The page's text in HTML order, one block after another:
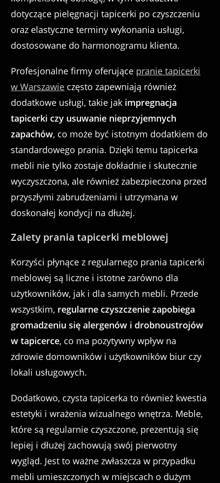
dotyczące pielęgnacji tapicerki po czyszczeniu
oraz elastyczne terminy wykonania usługi,
dostosowane do harmonogramu klienta.
Profesjonalne firmy oferujące pranie tapicerki
w Warszawie często zapewniają również
dodatkowe usługi, takie jak impregnacja
tapicerki czy usuwanie nieprzyjemnych
zapachów, co może być istotnym dodatkiem do
standardowego prania. Dzięki temu tapicerka
mebli nie tylko zostaje dokładnie i skutecznie
wyczyszczona, ale również zabezpieczona przed
przyszłymi zabrudzeniami i utrzymana w
doskonałej kondycji na dłużej.
Zalety prania tapicerki meblowej
Korzyści płynące z regularnego prania tapicerki
meblowej są liczne i istotne zarówno dla
użytkowników, jak i dla samych mebli. Przede
wszystkim, regularne czyszczenie zapobiega
gromadzeniu się alergenów i drobnoustrojów
w tapicerce, co ma pozytywny wpływ na
zdrowie domowników i użytkowników biur czy
lokali usługowych.
Dodatkowo, czysta tapicerka to również kwestia
estetyki i wrażenia wizualnego wnętrza. Meble,
które są regularnie czyszczone, prezentują się
lepiej i dłużej zachowują swój pierwotny
wygląd. Jest to ważne zwłaszcza w przypadku
mebli umieszczonych w miejscach o dużym